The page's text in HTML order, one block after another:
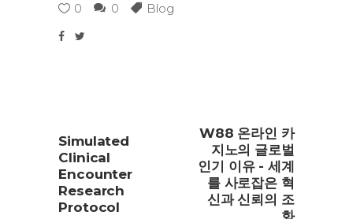
0 0 Blog
Simulated
Clinical
Encounter
Research
Protocol
W88 온라인 카
지노의 글로벌
인기 이유 - 세계
를 사로잡은 혁
신과 신뢰의 조
화